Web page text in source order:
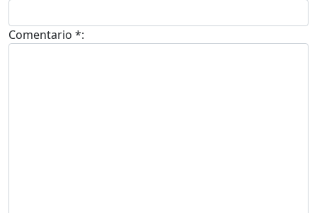
Comentario *: